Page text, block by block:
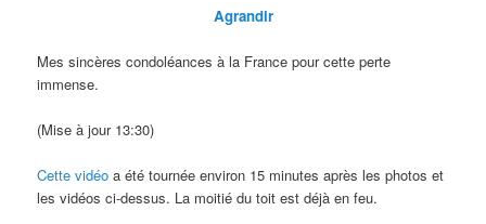
Agrandir
Mes sincères condoléances à la France pour cette perte
immense.
(Mise à jour 13:30)
Cette vidéo a été tournée environ 15 minutes après les photos et
les vidéos ci-dessus. La moitié du toit est déjà en feu.